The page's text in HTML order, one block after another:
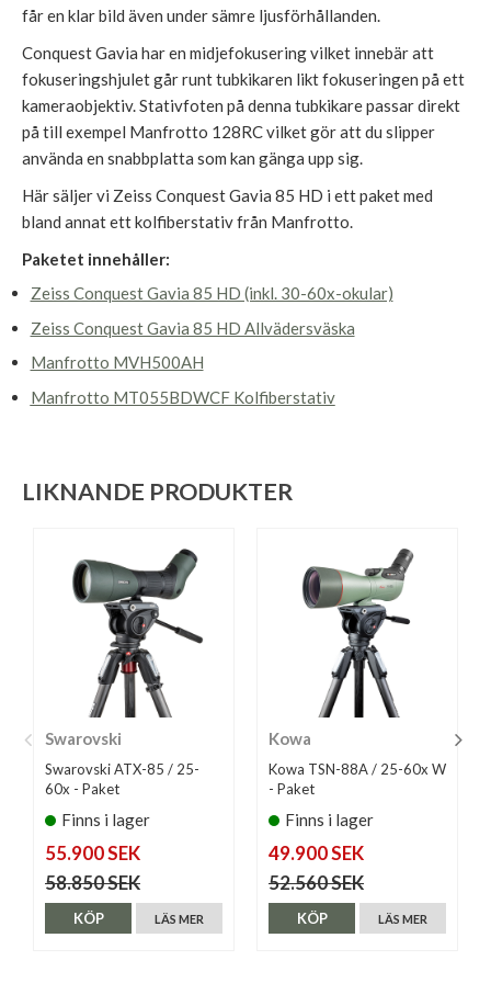
får en klar bild även under sämre ljusförhållanden.
Conquest Gavia har en midjefokusering vilket innebär att
fokuseringshjulet går runt tubkikaren likt fokuseringen på ett
kameraobjektiv. Stativfoten på denna tubkikare passar direkt
på till exempel Manfrotto 128RC vilket gör att du slipper
använda en snabbplatta som kan gänga upp sig.
Här säljer vi Zeiss Conquest Gavia 85 HD i ett paket med
bland annat ett kolfiberstativ från Manfrotto.
Paketet innehåller:
Zeiss Conquest Gavia 85 HD (inkl. 30-60x-okular)
Zeiss Conquest Gavia 85 HD Allvädersväska
Manfrotto MVH500AH
Manfrotto MT055BDWCF Kolfiberstativ
LIKNANDE PRODUKTER
Swarovski
Swarovski ATX-85 / 25-
60x - Paket
Finns i lager
55.900 SEK
58.850 SEK
LÄS MER
KÖP
Kowa
Kowa TSN-88A / 25-60x W
- Paket
Finns i lager
49.900 SEK
52.560 SEK
LÄS MER
KÖP